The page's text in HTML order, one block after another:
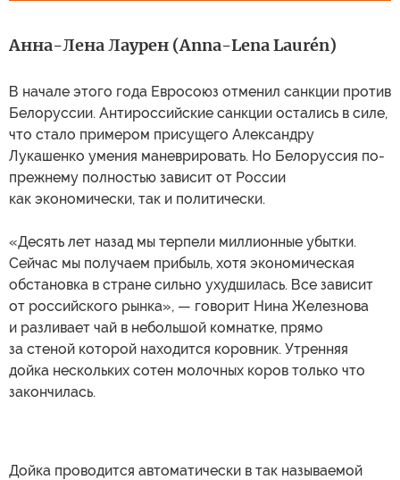
Анна-Лена Лаурен (Anna-Lena Laurén)
В начале этого года Евросоюз отменил санкции против
Белоруссии. Антироссийские санкции остались в силе,
что стало примером присущего Александру
Лукашенко умения маневрировать. Но Белоруссия по-
прежнему полностью зависит от России
как экономически, так и политически.
«Десять лет назад мы терпели миллионные убытки.
Сейчас мы получаем прибыль, хотя экономическая
обстановка в стране сильно ухудшилась. Все зависит
от российского рынка», — говорит Нина Железнова
и разливает чай в небольшой комнатке, прямо
за стеной которой находится коровник. Утренняя
дойка нескольких сотен молочных коров только что
закончилась.
Дойка проводится автоматически в так называемой